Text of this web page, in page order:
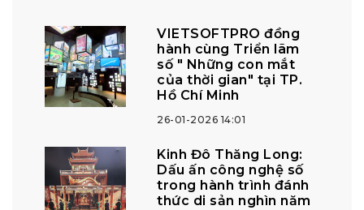
VIETSOFTPRO đồng
hành cùng Triển lãm
số " Những con mắt
của thời gian" tại TP.
Hồ Chí Minh
26-01-2026 14:01
Kinh Đô Thăng Long:
Dấu ấn công nghệ số
trong hành trình đánh
thức di sản nghìn năm